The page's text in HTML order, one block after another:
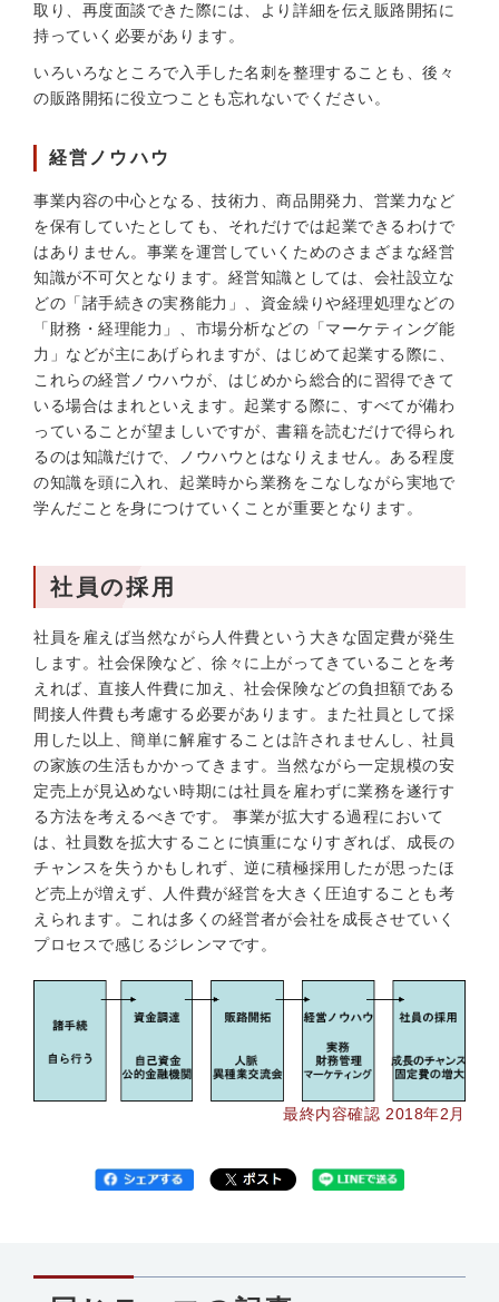
取り、再度面談できた際には、より詳細を伝え販路開拓に
持っていく必要があります。
いろいろなところで入手した名刺を整理することも、後々
の販路開拓に役立つことも忘れないでください。
経営ノウハウ
事業内容の中心となる、技術力、商品開発力、営業力など
を保有していたとしても、それだけでは起業できるわけで
はありません。事業を運営していくためのさまざまな経営
知識が不可欠となります。経営知識としては、会社設立な
どの「諸手続きの実務能力」、資金繰りや経理処理などの
「財務・経理能力」、市場分析などの「マーケティング能
力」などが主にあげられますが、はじめて起業する際に、
これらの経営ノウハウが、はじめから総合的に習得できて
いる場合はまれといえます。起業する際に、すべてが備わ
っていることが望ましいですが、書籍を読むだけで得られ
るのは知識だけで、ノウハウとはなりえません。ある程度
の知識を頭に入れ、起業時から業務をこなしながら実地で
学んだことを身につけていくことが重要となります。
社員の採用
社員を雇えば当然ながら人件費という大きな固定費が発生
します。社会保険など、徐々に上がってきていることを考
えれば、直接人件費に加え、社会保険などの負担額である
間接人件費も考慮する必要があります。また社員として採
用した以上、簡単に解雇することは許されませんし、社員
の家族の生活もかかってきます。当然ながら一定規模の安
定売上が見込めない時期には社員を雇わずに業務を遂行す
る方法を考えるべきです。 事業が拡大する過程において
は、社員数を拡大することに慎重になりすぎれば、成長の
チャンスを失うかもしれず、逆に積極採用したが思ったほ
ど売上が増えず、人件費が経営を大きく圧迫することも考
えられます。これは多くの経営者が会社を成長させていく
プロセスで感じるジレンマです。
最終内容確認 2018年2月